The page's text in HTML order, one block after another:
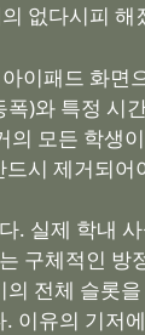
없다시피 해
이패드 화면
)와 특정 시
모든 학생
시 제거되어
. 실제 학내
구체적인
전체 슬롯
이유의 기저